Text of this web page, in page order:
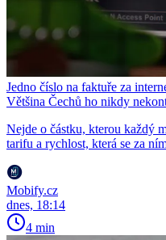
Jedno číslo na faktuře za
Většina Čechů ho nikdy
Nejde o částku, kterou každý
tarifu a rychlost, která se za
Mobify.cz
dnes, 18:14
4 min